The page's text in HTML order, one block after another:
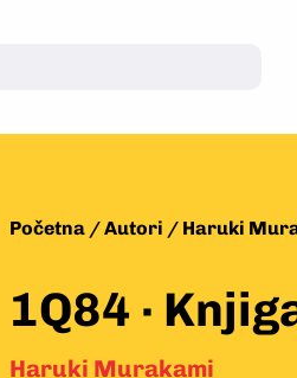
Početna/Autori / Haruki
1Q84 ·
Haruki Murakami